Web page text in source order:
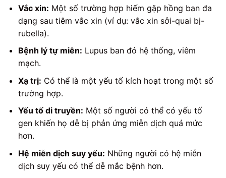
Vắc xin: Một số trường hợp hiếm gặp hồng ban đa
dạng sau tiêm vắc xin (ví dụ: vắc xin sởi-quai bị-
rubella).
Bệnh lý tự miễn: Lupus ban đỏ hệ thống, viêm
mạch.
Xạ trị: Có thể là một yếu tố kích hoạt trong một số
trường hợp.
Yếu tố di truyền: Một số người có thể có yếu tố
gen khiến họ dễ bị phản ứng miễn dịch quá mức
hơn.
Hệ miễn dịch suy yếu: Những người có hệ miễn
dịch suy yếu có thể dễ mắc bệnh hơn.